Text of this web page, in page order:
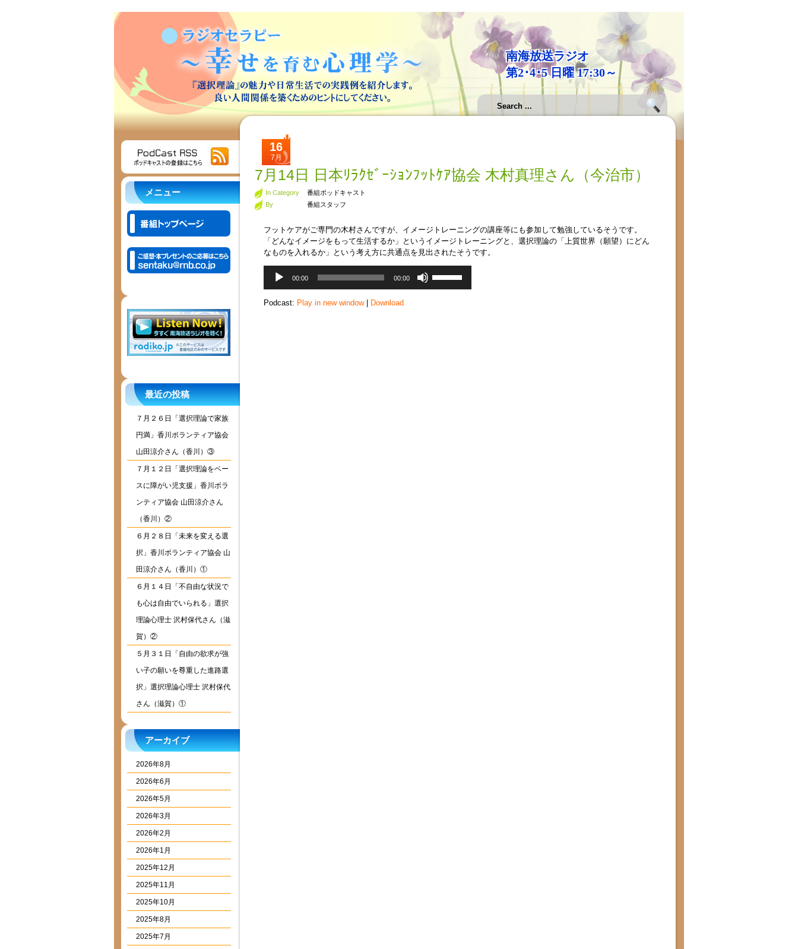
南海放送ラジオ
第2･4･5 日曜 17:30～
メニュー
最近の投稿
７月２６日「選択理論で家族
円満」香川ボランティア協会
山田涼介さん（香川）③
７月１２日「選択理論をベー
スに障がい児支援」香川ボラ
ンティア協会 山田涼介さん
（香川）②
６月２８日「未来を変える選
択」香川ボランティア協会 山
田涼介さん（香川）①
６月１４日「不自由な状況で
も心は自由でいられる」選択
理論心理士 沢村保代さん（滋
賀）②
５月３１日「自由の欲求が強
い子の願いを尊重した進路選
択」選択理論心理士 沢村保代
さん（滋賀）①
アーカイブ
2026年8月
2026年6月
2026年5月
2026年3月
2026年2月
2026年1月
2025年12月
2025年11月
2025年10月
2025年8月
2025年7月
16
7月
7月14日 日本ﾘﾗｸｾﾞｰｼｮﾝﾌｯﾄｹｱ協会 木村真理さん（今治市）
In Category
番組ポッドキャスト
By
番組スタッフ
フットケアがご専門の木村さんですが、イメージトレーニングの講座等にも参加して勉強しているそうです。
「どんなイメージをもって生活するか」というイメージトレーニングと、選択理論の「上質世界（願望）にどん
なものを入れるか」という考え方に共通点を見出されたそうです。
レ
00:00 00:00
リ
Podcast: Play in new window| Download